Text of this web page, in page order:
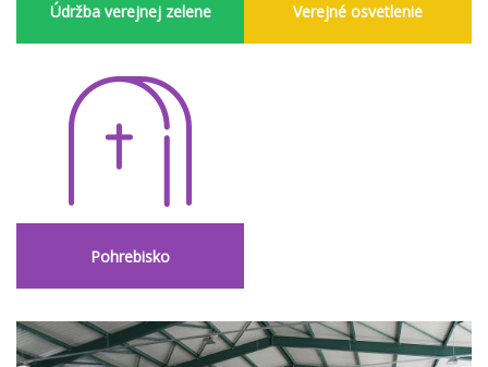
Údržba verejnej zelene Verejné osvetlenie
Pohrebisko